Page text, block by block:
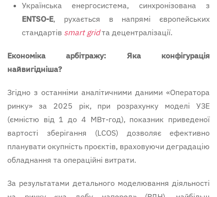
Українська енергосистема, синхронізована з
ENTSO-E, рухається в напрямі європейських
стандартів smart gridта децентралізації.
Економіка арбітражу: Яка конфігурація
найвигідніша?
Згідно з останніми аналітичними даними «Оператора
ринку» за 2025 рік, при розрахунку моделі УЗЕ
(ємністю від 1 до 4 МВт-год), показник приведеної
вартості зберігання (LCOS) дозволяє ефективно
планувати окупність проєктів, враховуючи деградацію
обладнання та операційні витрати.
За результатами детального моделювання діяльності